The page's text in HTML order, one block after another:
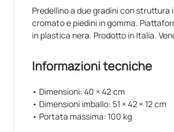
Predellino a due gradini con struttura
cromato e piedini in gomma.
in plastica nera. Prodotto in Italia.
Informazioni tecniche
• Dimensioni: 40 × 42 cm
• Dimensioni imballo: 51 × 42 × 12 cm
• Portata massima: 100 kg